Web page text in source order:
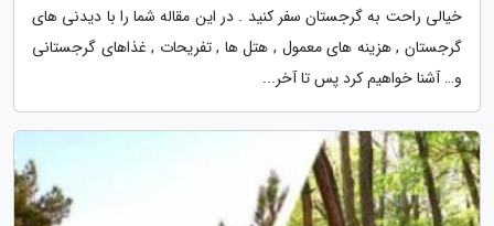
خیالی راحت به گرجستان سفر کنید . در این مقاله شما را با دیدنی های
گرجستان , هزینه های معمول , هتل ها , تفریحات , غذاهای گرجستانی
و… آشنا خواهیم کرد پس تا آخر...